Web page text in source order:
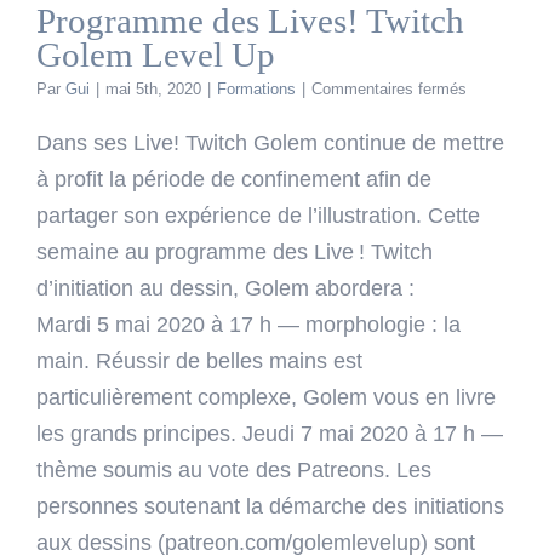
Programme des Lives! Twitch
Golem Level Up
Par Gui mai 5th, 2020 Formations Commentaires fermés
des
Level
Dans ses Live! Twitch Golem continue de mettre
à profit la période de confinement afin de
partager son expérience de l’illustration. Cette
semaine au programme des Live ! Twitch
d’initiation au dessin, Golem abordera :
Mardi 5 mai 2020 à 17 h — morphologie : la
main. Réussir de belles mains est
particulièrement complexe, Golem vous en livre
les grands principes. Jeudi 7 mai 2020 à 17 h —
thème soumis au vote des Patreons. Les
personnes soutenant la démarche des initiations
aux dessins (patreon.com/golemlevelup) sont